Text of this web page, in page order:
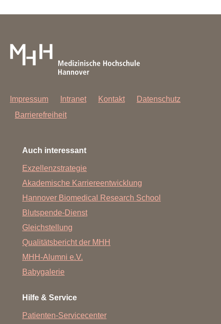
Impressum Intranet Kontakt
Datenschutz
Barrierefreiheit
Auch interessant
Exzellenzstrategie
Akademische Karriereentwicklung
Hannover Biomedical Research School
Blutspende-Dienst
Gleichstellung
Qualitätsbericht der MHH
MHH-Alumni e.V.
Babygalerie
Hilfe & Service
Patienten-Servicecenter